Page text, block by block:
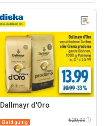
Dallmayr d'Oro
Bald gültig €20,99